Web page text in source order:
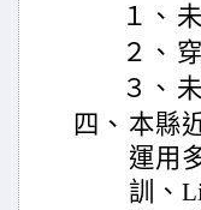
１、
２、
３、
四、 本縣
運用
訓、